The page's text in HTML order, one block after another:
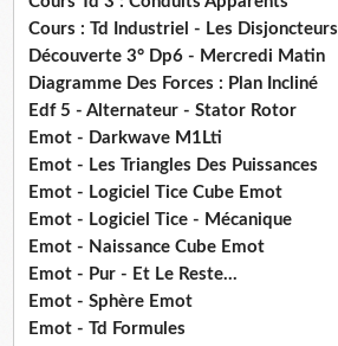
Cours : Td Industriel - Les Disjoncteurs
Découverte 3° Dp6 - Mercredi Matin
Diagramme Des Forces : Plan Incliné
Edf 5 - Alternateur - Stator Rotor
Emot - Darkwave M1Lti
Emot - Les Triangles Des Puissances
Emot - Logiciel Tice Cube Emot
Emot - Logiciel Tice - Mécanique
Emot - Naissance Cube Emot
Emot - Pur - Et Le Reste...
Emot - Sphère Emot
Emot - Td Formules